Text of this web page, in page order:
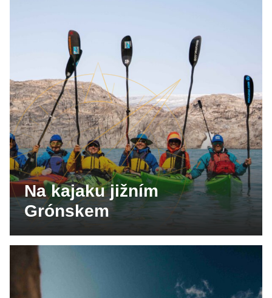
Na kajaku jižním
Grónskem